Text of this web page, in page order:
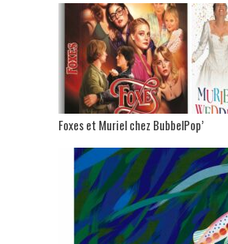
Foxes et Muriel chez BubbelPop’